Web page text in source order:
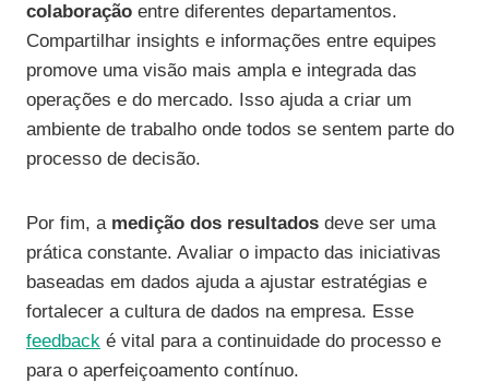
colaboração entre diferentes departamentos.
Compartilhar insights e informações entre equipes
promove uma visão mais ampla e integrada das
operações e do mercado. Isso ajuda a criar um
ambiente de trabalho onde todos se sentem parte do
processo de decisão.
Por fim, a medição dos resultados deve ser uma
prática constante. Avaliar o impacto das iniciativas
baseadas em dados ajuda a ajustar estratégias e
fortalecer a cultura de dados na empresa. Esse
feedback é vital para a continuidade do processo e
para o aperfeiçoamento contínuo.